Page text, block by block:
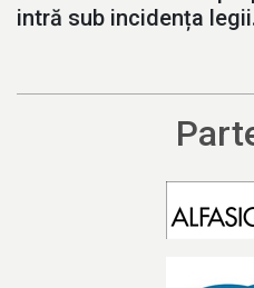
intră sub incidența